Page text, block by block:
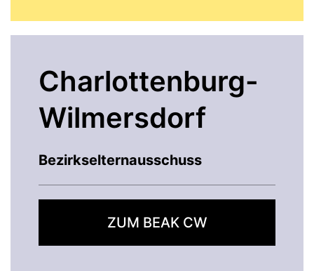
Charlottenburg-
Wilmersdorf
Bezirkselternausschuss
ZUM BEAK CW